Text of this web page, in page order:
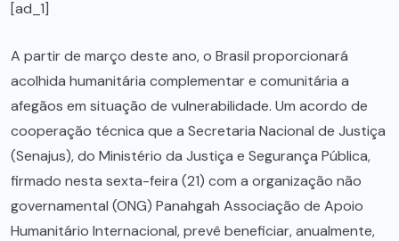
[ad_1]
A partir de março deste ano, o Brasil proporcionará
acolhida humanitária complementar e comunitária a
afegãos em situação de vulnerabilidade. Um acordo de
cooperação técnica que a Secretaria Nacional de Justiça
(Senajus), do Ministério da Justiça e Segurança Pública,
firmado nesta sexta-feira (21) com a organização não
governamental (ONG) Panahgah Associação de Apoio
Humanitário Internacional, prevê beneficiar, anualmente,